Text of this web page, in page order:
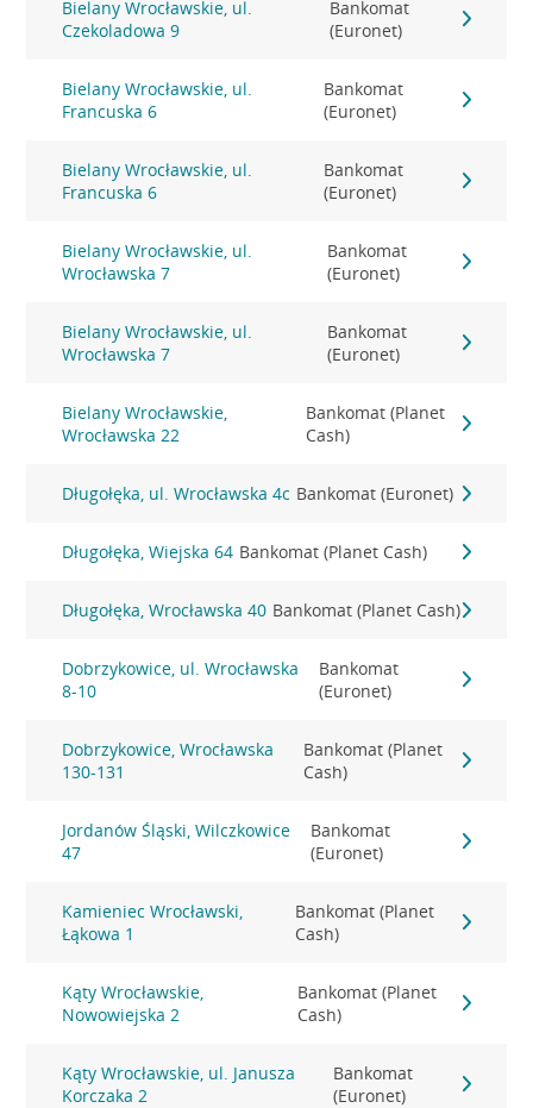
Bielany Wrocławskie, ul.
Czekoladowa 9
Bankomat
(Euronet)
Bielany Wrocławskie, ul.
Francuska 6
Bankomat
(Euronet)
Bielany Wrocławskie, ul.
Francuska 6
Bankomat
(Euronet)
Bielany Wrocławskie, ul.
Wrocławska 7
Bankomat
(Euronet)
Bielany Wrocławskie, ul.
Wrocławska 7
Bankomat
(Euronet)
Bielany Wrocławskie,
Wrocławska 22
Bankomat (Planet
Cash)
Długołęka, ul. Wrocławska 4c Bankomat (Euronet)
Długołęka, Wiejska 64 Bankomat (Planet Cash)
Długołęka, Wrocławska 40 Bankomat (Planet Cash)
Dobrzykowice, ul. Wrocławska
8-10
Bankomat
(Euronet)
Dobrzykowice, Wrocławska
130-131
Bankomat (Planet
Cash)
Jordanów Śląski, Wilczkowice
47
Bankomat
(Euronet)
Kamieniec Wrocławski,
Łąkowa 1
Bankomat (Planet
Cash)
Kąty Wrocławskie,
Nowowiejska 2
Bankomat (Planet
Cash)
Kąty Wrocławskie, ul. Janusza
Korczaka 2
Bankomat
(Euronet)